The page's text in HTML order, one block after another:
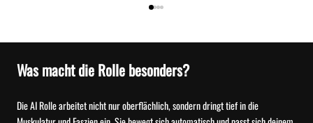
Was macht die Rolle besonders?
Die AI Rolle arbeitet nicht nur oberflächlich, sondern dringt tief in die